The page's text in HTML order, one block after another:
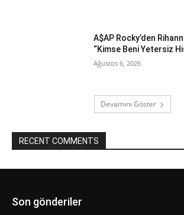
A$AP Rocky’den
“Kimse Beni Yetersiz
Ağustos 6, 2026
Devamını Göster
RECENT COMMENTS
Son gönderiler